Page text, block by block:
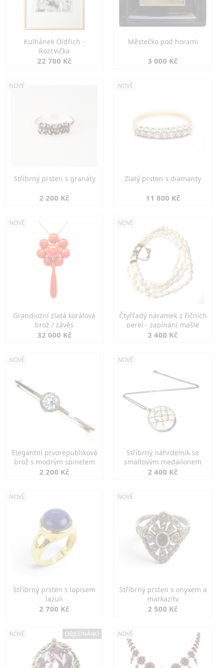
Kulhánek Oldřich -
Rozcvička
22 700 Kč
Městečko pod horami
3 000 Kč
NOVÉ
Stříbrný prsten s granáty
2 200 Kč
NOVÉ
Zlatý prsten s diamanty
11 800 Kč
NOVÉ
Grandiozní zlatá korálová
brož / závěs
32 000 Kč
NOVÉ
Čtyřřadý náramek z říčních
perel - zapínání mašle
2 400 Kč
NOVÉ
Elegantní prvorepubliková
brož s modrým spinelem
2 200 Kč
NOVÉ
Stříbrný náhrdelník se
smaltovým medailonem
2 400 Kč
NOVÉ
Stříbrný prsten s lapisem
lazuli
2 700 Kč
NOVÉ
Stříbrný prsten s onyxem a
markazity
2 500 Kč
NOVÉ OBJEDNÁNO NOVÉ